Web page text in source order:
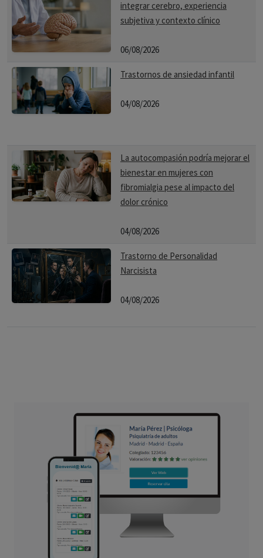
integrar cerebro, experiencia
subjetiva y contexto clínico
06/08/2026
Trastornos de ansiedad infantil
04/08/2026
La autocompasión podría mejorar el
bienestar en mujeres con
fibromialgia pese al impacto del
dolor crónico
04/08/2026
Trastorno de Personalidad
Narcisista
04/08/2026